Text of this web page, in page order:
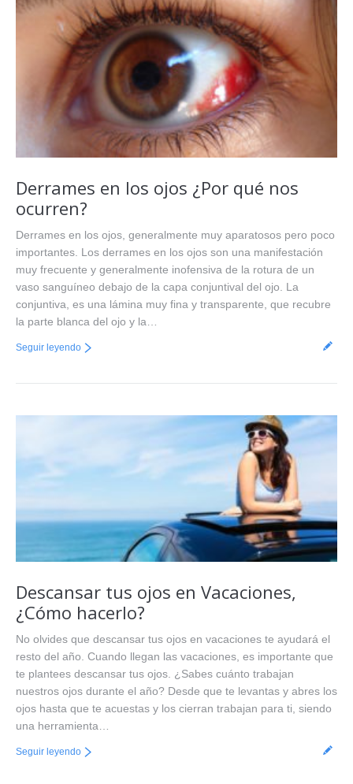
Derrames en los ojos ¿Por qué nos
ocurren?
Derrames en los ojos, generalmente muy aparatosos pero poco
importantes. Los derrames en los ojos son una manifestación
muy frecuente y generalmente inofensiva de la rotura de un
vaso sanguíneo debajo de la capa conjuntival del ojo. La
conjuntiva, es una lámina muy fina y transparente, que recubre
la parte blanca del ojo y la…
Seguir leyendo
Descansar tus ojos en Vacaciones,
¿Cómo hacerlo?
No olvides que descansar tus ojos en vacaciones te ayudará el
resto del año. Cuando llegan las vacaciones, es importante que
te plantees descansar tus ojos. ¿Sabes cuánto trabajan
nuestros ojos durante el año? Desde que te levantas y abres los
ojos hasta que te acuestas y los cierran trabajan para ti, siendo
una herramienta…
Seguir leyendo